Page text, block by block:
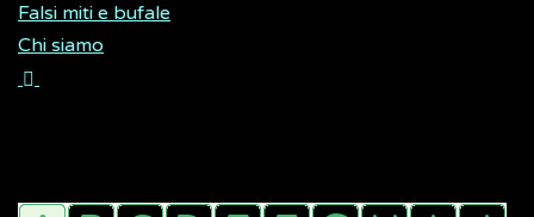
Falsi miti e bufale
Chi siamo